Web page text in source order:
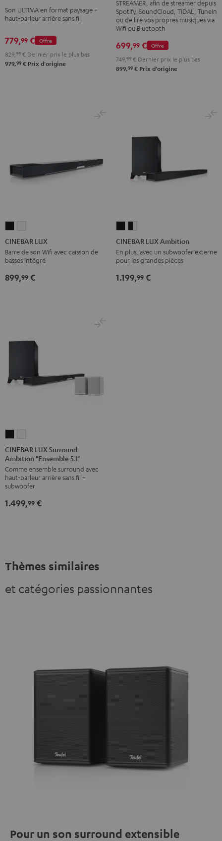
4.0"
Noir
4.0"
Son ULTIMA en format paysage +
haut-parleur arrière sans fil
Offre
779,99 €
829, 99 € Dernier prix le plus bas
979,99 € Prix d'origine
STREAMER, afin de streamer depuis
Spotify, SoundCloud, TIDAL, TuneIn
ou de lire vos propres musiques via
Wifi ou Bluetooth
Offre
699,99 €
749, 99 € Dernier prix le plus bas
899,99 € Prix d'origine
LUX
Noir
LUX
Blanc
CINEBAR LUX
Barre de son Wifi avec caisson de
basses intégré
899,99 €
LUX
Ambition
Noir
LUX
Ambition
Noir
/
CINEBAR LUX Ambition
En plus, avec un subwoofer externe
pour les grandes pièces
1.199,99 €
LUX
Surround
Ambition
"Ensemble
Noir
LUX
Surround
Ambition
"Ensemble
Blanc
CINEBAR LUX Surround
Ambition "Ensemble 5.1"
Comme ensemble surround avec
haut-parleur arrière sans fil +
subwoofer
1.499,99 €
Thèmes similaires
et catégories passionnantes
Pour un son surround extensible